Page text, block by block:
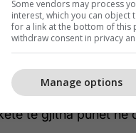
nga
Madridit është edhe
trajneri i Interit
të gjitha punët
Some vendors may process
interest, which you can
for a link at the bottom of this
withdraw consent in privacy
Manage options